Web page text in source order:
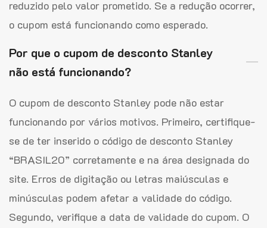
reduzido pelo valor prometido. Se a redução ocorrer,
o cupom está funcionando como esperado.
Por que o cupom de desconto Stanley
não está funcionando?
O cupom de desconto Stanley pode não estar
funcionando por vários motivos. Primeiro, certifique-
se de ter inserido o código de desconto Stanley
“BRASIL20” corretamente e na área designada do
site. Erros de digitação ou letras maiúsculas e
minúsculas podem afetar a validade do código.
Segundo, verifique a data de validade do cupom. O